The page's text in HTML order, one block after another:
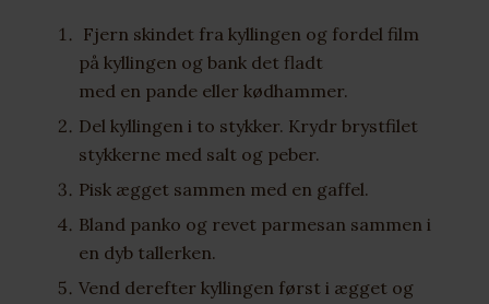
Fjern skindet fra kyllingen og fordel film
på kyllingen og bank det fladt
med en pande eller kødhammer.
Del kyllingen i to stykker. Krydr brystfilet
stykkerne med salt og peber.
Pisk ægget sammen med en gaffel.
Bland panko og revet parmesan sammen i
en dyb tallerken.
Vend derefter kyllingen først i ægget og